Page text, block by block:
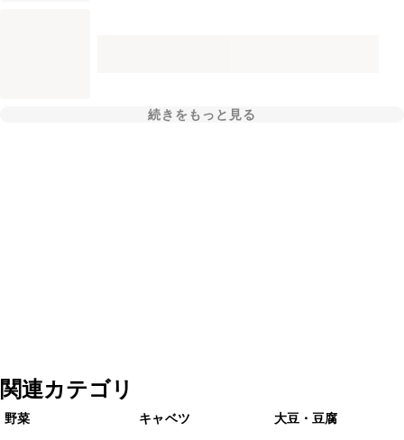
続きをもっと見る
関連カテゴリ
野菜 キャベツ 大豆・豆腐